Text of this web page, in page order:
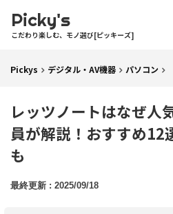
Picky's
こだわり楽しむ、モノ選び[ピッキーズ]
Pickys デジタル・AV機器 パソコン
レッツノートはなぜ人
員が解説！おすすめ12
も
2025/09/18